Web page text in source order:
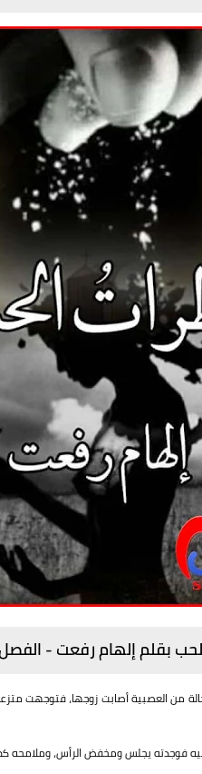
بقلم إلهام رفعت -
من العصبية أصابت زوجها، فتوجهت
فوجدته يجلس ومخفض الرأس،